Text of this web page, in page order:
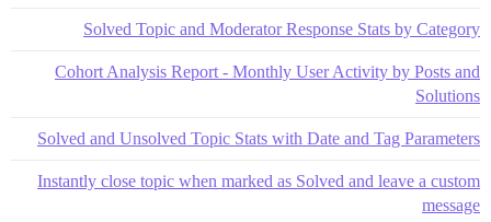
Solved Topic and Moderator Response Stats by Category
Cohort Analysis Report - Monthly User Activity by Posts and
Solutions
Solved and Unsolved Topic Stats with Date and Tag Parameters
Instantly close topic when marked as Solved and leave a custom
message